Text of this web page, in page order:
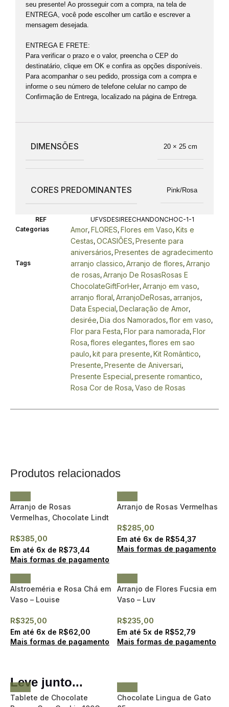
Produtos relacionados
Arranjo de Rosas
Vermelhas, Chocolate Lindt
R$385,00
Em até 6x de R$73,44
Mais formas de pagamento
Arranjo de Rosas Vermelhas
R$285,00
Em até 6x de R$54,37
Mais formas de pagamento
Alstroeméria e Rosa Chá em
Vaso – Louise
R$325,00
Em até 6x de R$62,00
Mais formas de pagamento
Arranjo de Flores Fucsia em
Vaso – Luv
R$235,00
Em até 5x de R$52,79
Mais formas de pagamento
Leve junto...
Tablete de Chocolate
Chocolate Lingua de Gato
seu presente! Ao prosseguir com a compra, na tela de
ENTREGA, você pode escolher um cartão e escrever a
mensagem desejada.
ENTREGA E FRETE:
Para verificar o prazo e o valor, preencha o CEP do
destinatário, clique em OK e confira as opções disponíveis.
Para acompanhar o seu pedido, prossiga com a compra e
informe o seu número de telefone celular no campo de
Confirmação de Entrega, localizado na página de Entrega.
DIMENSÕES 20 × 25 cm
CORES PREDOMINANTES Pink/Rosa
REF
UFVSDESIREECHANDONCHOC-1-1
Categorias
Amor, FLORES, Flores em Vaso, Kits e
Cestas, OCASIÕES, Presente para
aniversários, Presentes de agradecimento
Tags arranjo classico, Arranjo de flores, Arranjo
de rosas, Arranjo De RosasRosas E
ChocolateGiftForHer, Arranjo em vaso,
arranjo floral, ArranjoDeRosas, arranjos,
Data Especial, Declaração de Amor,
desirée, Dia dos Namorados, flor em vaso,
Flor para Festa, Flor para namorada, Flor
Rosa, flores elegantes, flores em sao
paulo, kit para presente, Kit Romântico,
Presente, Presente de Aniversari,
Presente Especial, presente romantico,
Rosa Cor de Rosa, Vaso de Rosas